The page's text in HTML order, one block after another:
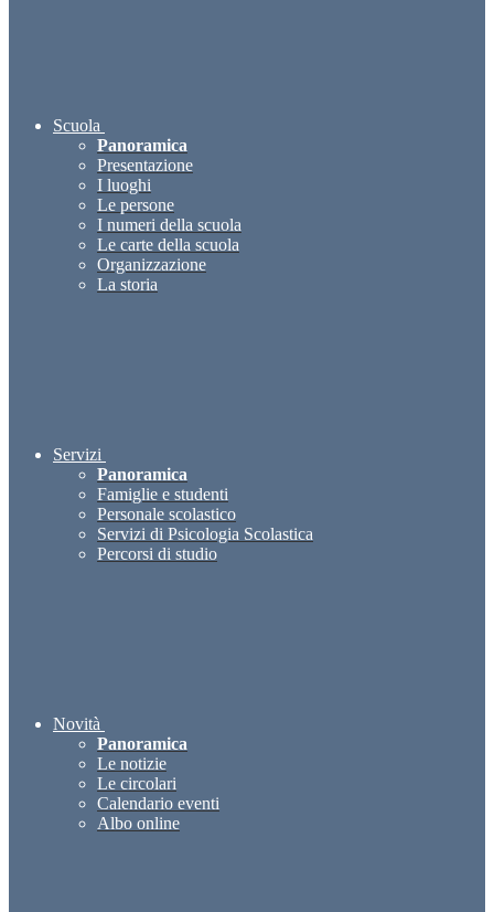
Scuola
Panoramica
Presentazione
I luoghi
Le persone
I numeri della scuola
Le carte della scuola
Organizzazione
La storia
Servizi
Panoramica
Famiglie e studenti
Personale scolastico
Servizi di Psicologia Scolastica
Percorsi di studio
Novità
Panoramica
Le notizie
Le circolari
Calendario eventi
Albo online